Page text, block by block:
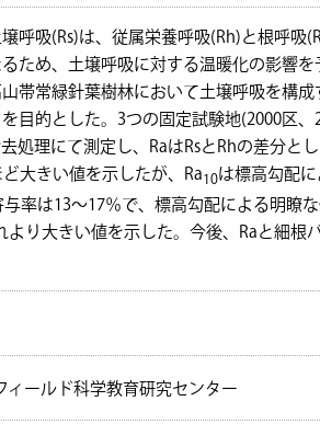
呼吸(Rs)は、従属栄養呼吸(Rh)と根呼吸
ため、土壌呼吸に対する温暖化の影響
帯常緑針葉樹林において土壌呼吸を構
目的とした。3つの固定試験地(2000区
処理にて測定し、RaはRsとRhの差分と
大きい値を示したが、Ra10は標高勾配
率は13～17％で、標高勾配による明瞭
り大きい値を示した。今後、Raと細根
ールド科学教育研究センター